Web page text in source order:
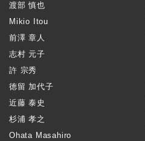
渡部 慎也
Mikio Itou
前澤 章人
志村 元子
許 宗秀
徳留 加代子
近藤 泰史
杉浦 孝之
Ohata Masahiro